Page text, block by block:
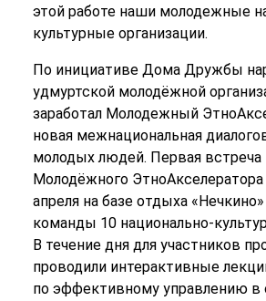
этой работе наши молодежные
культурные организации.
По инициативе Дома Дружбы
удмуртской молодёжной
заработал Молодежный
новая межнациональная
молодых людей. Первая встреча
Молодёжного ЭтноАкселератора
апреля на базе отдыха
команды 10 национально-
В течение дня для участников
проводили интерактивные
по эффективному управлению в